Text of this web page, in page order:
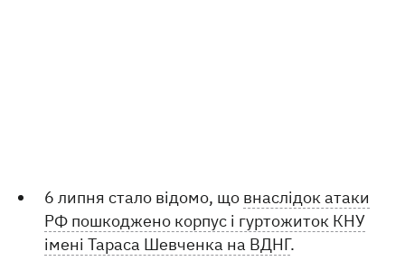
6 липня стало відомо, що внаслідок атаки
РФ пошкоджено корпус і гуртожиток КНУ
імені Тараса Шевченка на ВДНГ.